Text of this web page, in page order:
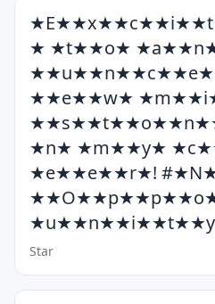
★ ★t★★o★
★★u★★n★★c★★e★
★★e★★w★
★n★ ★m★★y★
★e★★e★★r★!
Star